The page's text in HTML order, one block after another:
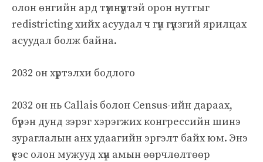
олон өнгийн ард түмнүүдтэй орон нутгыг
redistricting хийх асуудал ч гүн гүнзгий ярилцах
асуудал болж байна.
2032 он хүртэлхи бодлого
2032 он нь Callais болон Census-ийн дараах,
бүрэн дунд зэрэг хэрэгжих конгрессийн шинэ
зураглалын анх удаагийн эргэлт байх юм. Энэ
үеэс олон мужууд хүн амын өөрчлөлтөөр